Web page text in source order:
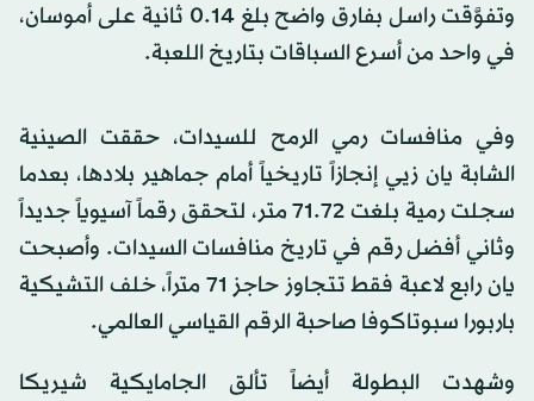
وتفوَّقت راسل بفارق واضح بلغ 0.14 ثانية على أموسان،
في واحد من أسرع السباقات بتاريخ اللعبة.
وفي منافسات رمي الرمح للسيدات، حققت الصينية
الشابة يان زيي إنجازاً تاريخياً أمام جماهير بلادها، بعدما
سجلت رمية بلغت 71.72 متر، لتحقق رقماً آسيوياً جديداً
وثاني أفضل رقم في تاريخ منافسات السيدات. وأصبحت
يان رابع لاعبة فقط تتجاوز حاجز 71 متراً، خلف التشيكية
باربورا سبوتاكوفا صاحبة الرقم القياسي العالمي.
وشهدت البطولة أيضاً تألق الجامايكية شيريكا